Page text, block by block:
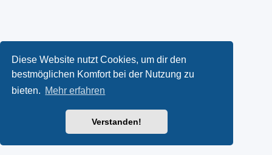
Diese Website nutzt Cookies, um dir den
bestmöglichen Komfort bei der Nutzung zu
bieten. Mehr erfahren
Verstanden!